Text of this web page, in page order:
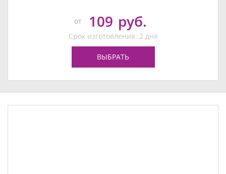
от 109 руб.
Срок изготовления: 2 дня
ВЫБРАТЬ